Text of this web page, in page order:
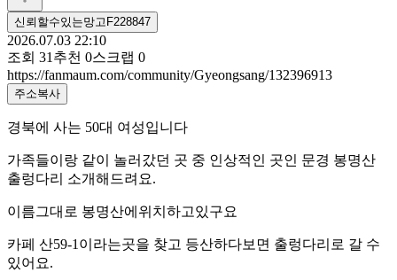
신뢰할수있는망고F228847
2026.07.03 22:10
조회 31 추천 0스크랩 0
https://fanmaum.com/community/Gyeongsang/132396913
주소복사
경북에 사는 50대 여성입니다
가족들이랑 같이 놀러갔던 곳 중 인상적인 곳인 문경 봉명산
출렁다리 소개해드려요.
이름그대로 봉명산에위치하고있구요
카페 산59-1이라는곳을 찾고 등산하다보면 출렁다리로 갈 수
있어요.